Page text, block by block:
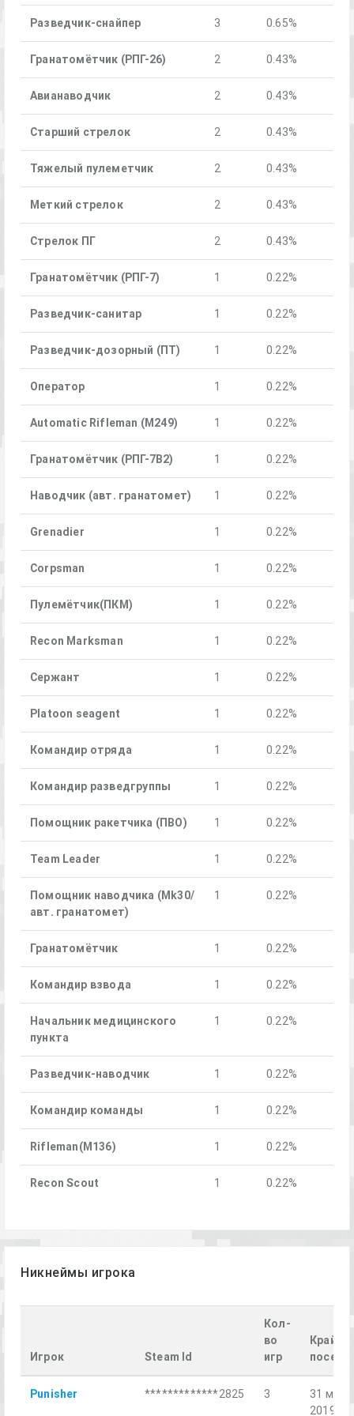
Разведчик-снайпер 3 0.65%
Гранатомётчик (РПГ-26) 2 0.43%
Авианаводчи к 2 0.43%
Старший стрелок 2 0.43%
Тяжелый пулеметчик 2 0.43%
Меткий стрелок 2 0.43%
Стрелок ПГ 2 0.43%
Гранатомётчик (РПГ-7) 1 0.22%
Разведчик-санитар 1 0.22%
Разведчик-дозорный (ПТ) 1 0.22%
Оператор 1 0.22%
Automatic Rifleman (M249) 1 0.22%
Гранатомётчик (РПГ-7В2) 1 0.22%
Наводчик (авт. гранатомет) 1 0.22%
Grenadier 1 0.22%
Corpsman 1 0.22%
Пулемётчик(ПКM) 1 0.22%
Recon Marksman 1 0.22%
Сержант 1 0.22%
Platoon seagent 1 0.22%
Командир отряда 1 0.22%
Командир разведгруппы 1 0.22%
Помощник ракетчика (ПВО) 1 0.22%
Team Leader 1 0.22%
Помощник наводчика (Mk30/
авт. гранатомет)
1 0.22%
Гранатомётчик 1 0.22%
Командир взвода 1 0.22%
Начальник медицинского
пункта
1 0.22%
Разведчик-наводчик 1 0.22%
Командир команды 1 0.22%
Rifleman(M136) 1 0.22%
Recon Scout 1 0.22%
Никнеймы игрока
Игрок Steam Id
Кол-
во
игр
Punisher *************2825 3
31 мая
2019 г.